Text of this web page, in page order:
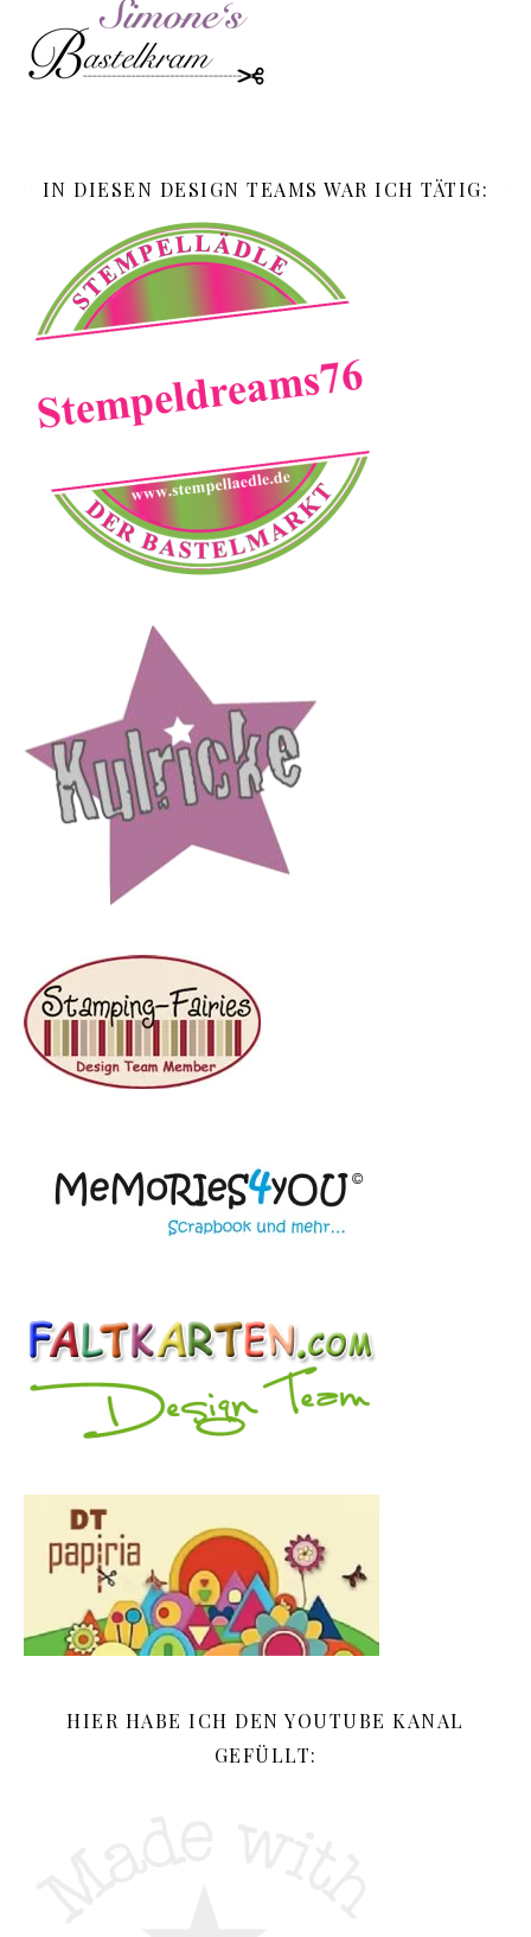
IN DIESEN DESIGN TEAMS WAR ICH TÄTIG:
HIER HABE ICH DEN YOUTUBE KANAL
GEFÜLLT: